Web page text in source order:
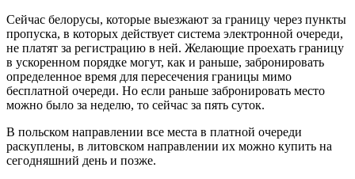
Сейчас белорусы, которые выезжают за границу через пункты
пропуска, в которых действует система электронной очереди,
не платят за регистрацию в ней. Желающие проехать границу
в ускоренном порядке могут, как и раньше, забронировать
определенное время для пересечения границы мимо
бесплатной очереди. Но если раньше забронировать место
можно было за неделю, то сейчас за пять суток.
В польском направлении все места в платной очереди
раскуплены, в литовском направлении их можно купить на
сегодняшний день и позже.